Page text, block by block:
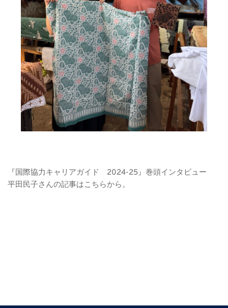
『国際協力キャリアガイド　2024-25』巻頭インタビュー
平田民子さんの記事はこちらから。